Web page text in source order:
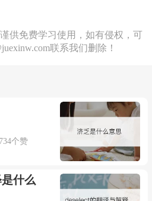
供免费学习使用，如有侵权，可
联系我们删除！
个赞
是什么